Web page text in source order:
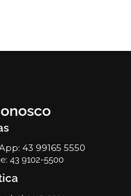
43 99165 5550
43 9102-5500